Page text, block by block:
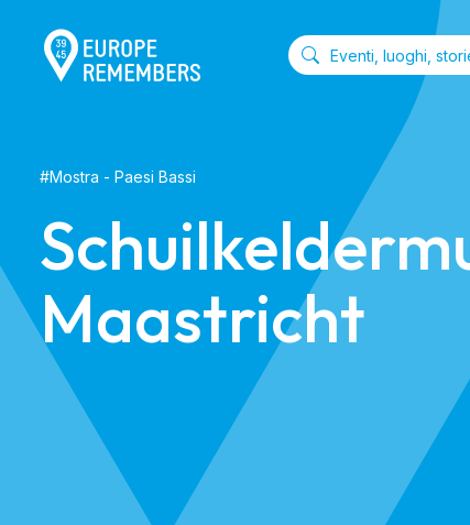
#Mostra - Paesi Bassi
Maastricht